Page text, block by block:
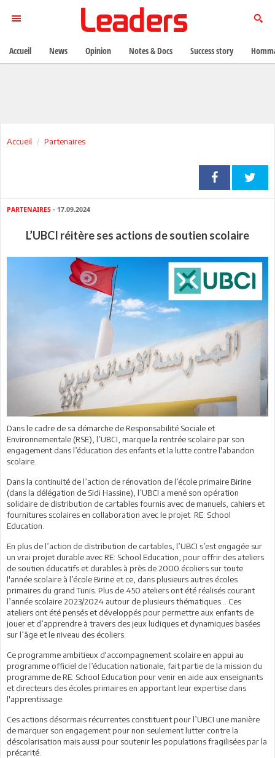
Accueil Partenaires
PARTENAIRES - 17.09.2024
L’UBCI réitère ses actions de soutien scolaire
Dans le cadre de sa démarche de Responsabilité Sociale et
Environnementale (RSE), l’UBCI, marque la rentrée scolaire par son
engagement dans l’éducation des enfants et la lutte contre l'abandon
scolaire.
Dans la continuité de l’action de rénovation de l’école primaire Birine
(dans la délégation de Sidi Hassine), l’UBCI a mené son opération
solidaire de distribution de cartables fournis avec de manuels, cahiers et
fournitures scolaires en collaboration avec le projet RE: School
Education.
En plus de l’action de distribution de cartables, l’UBCI s’est engagée sur
un vrai projet durable avec RE: School Education, pour offrir des ateliers
de soutien éducatifs et durables à près de 2000 écoliers sur toute
l'année scolaire à l’école Birine et ce, dans plusieurs autres écoles
primaires du grand Tunis. Plus de 450 ateliers ont été réalisés courant
l’année scolaire 2023/2024 autour de plusieurs thématiques... Ces
ateliers ont été pensés et développés pour permettre aux enfants de
jouer et d’apprendre à travers des jeux ludiques et dynamiques basées
sur l’âge et le niveau des écoliers.
Ce programme ambitieux d'accompagnement scolaire en appui au
programme officiel de l’éducation nationale, fait partie de la mission du
programme de RE: School Education pour venir en aide aux enseignants
et directeurs des écoles primaires en apportant leur expertise dans
l'apprentissage.
Ces actions désormais récurrentes constituent pour l’UBCI une manière
de marquer son engagement pour non seulement lutter contre la
déscolarisation mais aussi pour soutenir les populations fragilisées par la
précarité.
Accueil News Opinion Notes & Docs Success story